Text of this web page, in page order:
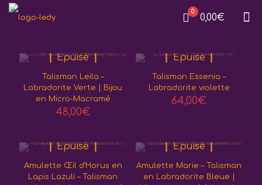
0
0,00€
Epuisé
Talisman Leila –
Labradorite Verte | Bijou
en Micro-Macramé
48,00€
Epuisé
Talisman Essenia –
Labradorite violette
64,00€
Epuisé
Amulette Œil d’Horus en
Lapis Lazuli – Talisman
Epuisé
Amulette Marie – Talisman
en Labradorite Bleue |